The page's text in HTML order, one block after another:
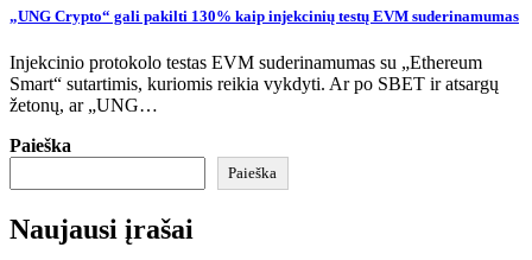
„UNG Crypto“ gali pakilti 130% kaip injekcinių testų EVM suderinamumas
Injekcinio protokolo testas EVM suderinamumas su „Ethereum
Smart“ sutartimis, kuriomis reikia vykdyti. Ar po SBET ir atsargų
žetonų, ar „UNG…
Paieška
Paieška
Naujausi įrašai